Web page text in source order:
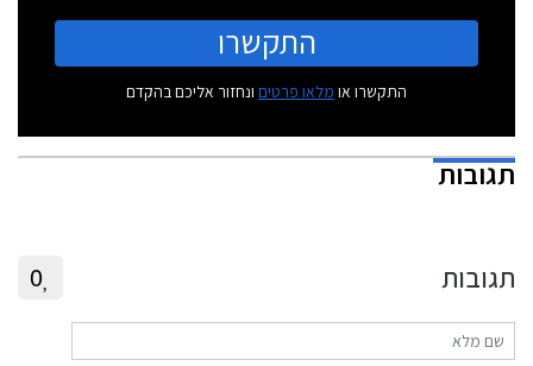
התקשרו
התקשרו או מלאו פרטים ונחזור אליכם בהקדם
תגובות
תגובות 0